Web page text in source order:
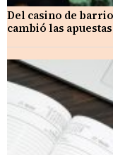
Del casino de
cambió las